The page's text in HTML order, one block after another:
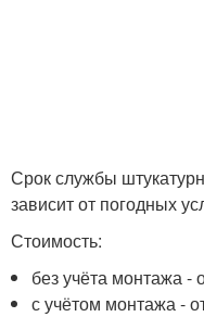
Срок службы
зависит от погодных
Стоимость:
без учёта монтажа -
с учётом монтажа -